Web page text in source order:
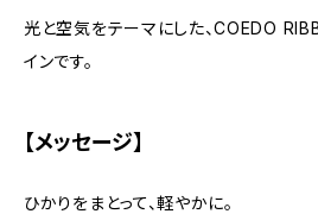
光と空気をテーマにした、COEDO
インです。
【メッセージ】
ひかりをまとって、軽やかに。